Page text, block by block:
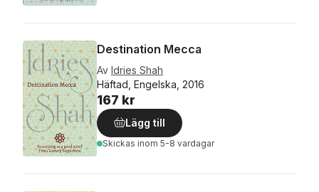
Destination Mecca
Av Idries Shah
Häftad, Engelska, 2016
167 kr
Lägg till
Skickas inom 5-8 vardagar